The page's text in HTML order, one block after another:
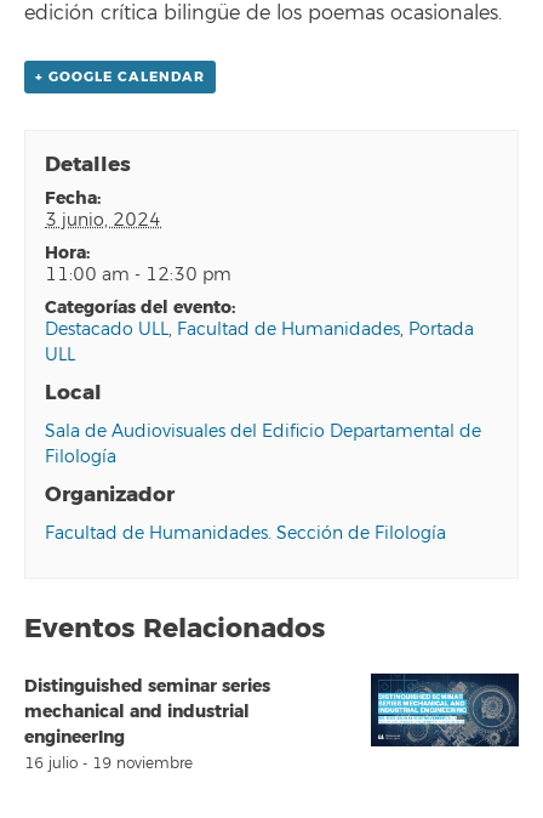
edición crítica bilingüe de los poemas ocasionales.
+ GOOGLE CALENDAR
Detalles
fecha:
3 junio, 2024
hora:
11:00 am - 12:30 pm
categorías del evento:
Destacado ULL, Facultad de Humanidades, Portada
ULL
Local
Sala de Audiovisuales del Edificio Departamental de
Filología
Organizador
Facultad de Humanidades. Sección de Filología
Eventos Relacionados
Distinguished seminar series
mechanical and industrial
engineerIng
16 julio - 19 noviembre